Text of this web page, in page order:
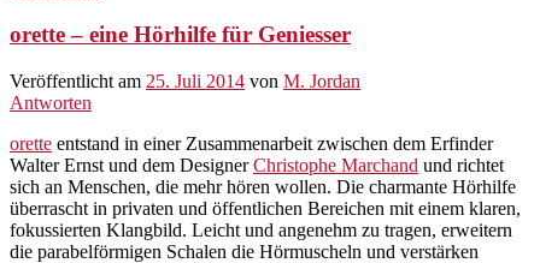
orette – eine Hörhilfe für Geniesser
Veröffentlicht am 25. Juli 2014 von M. Jordan
Antworten
orette entstand in einer Zusammenarbeit zwischen dem Erfinder
Walter Ernst und dem DesignerChristophe Marchand und richtet
sich an Menschen, die mehr hören wollen. Die charmante Hörhilfe
überrascht in privaten und öffentlichen Bereichen mit einem klaren,
fokussierten Klangbild. Leicht und angenehm zu tragen, erweitern
die parabelförmigen Schalen die Hörmuscheln und verstärken